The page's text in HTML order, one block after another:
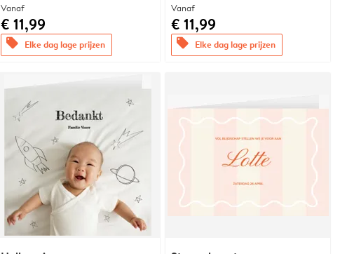
Vanaf
€ 11,99
offers Elke dag lage prijzen
Vanaf
€ 11,99
offers Elke dag lage prijzen